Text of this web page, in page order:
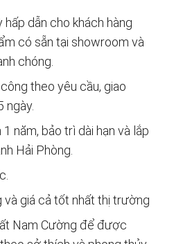
dẫn cho khách hàng
có sẵn tại showroom và
chóng.
theo yêu cầu, giao
ngày.
năm, bảo trì dài hạn và lắp
Hải Phòng.
giá cả tốt nhất thị trường
Nam Cường để được